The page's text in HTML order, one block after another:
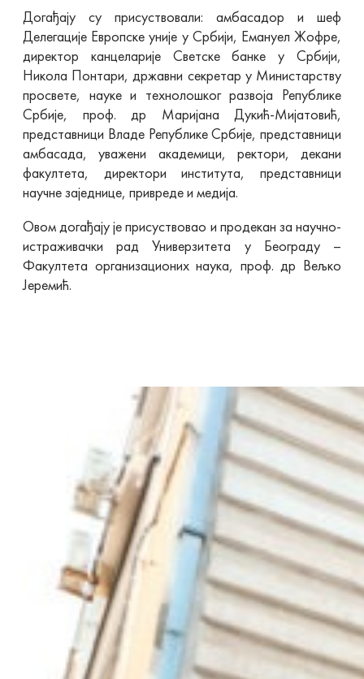
Догађају су присуствовали: амбасадор и шеф
Делегације Европске уније у Србији, Емануел Жофре,
директор канцеларије Светске банке у Србији,
Никола Понтари, државни секретар у Министарству
просвете, науке и технолошког развоја Републике
Србије, проф. др Маријана Дукић-Мијатовић,
представници Владе Републике Србије, представници
амбасада, уважени академици, ректори, декани
факултета, директори института, представници
научне заједнице, привреде и медија.
Овом догађају је присуствовао и продекан за научно-
истраживачки рад Универзитета у Београду –
Факултета организационих наука, проф. др Вељко
Јеремић.